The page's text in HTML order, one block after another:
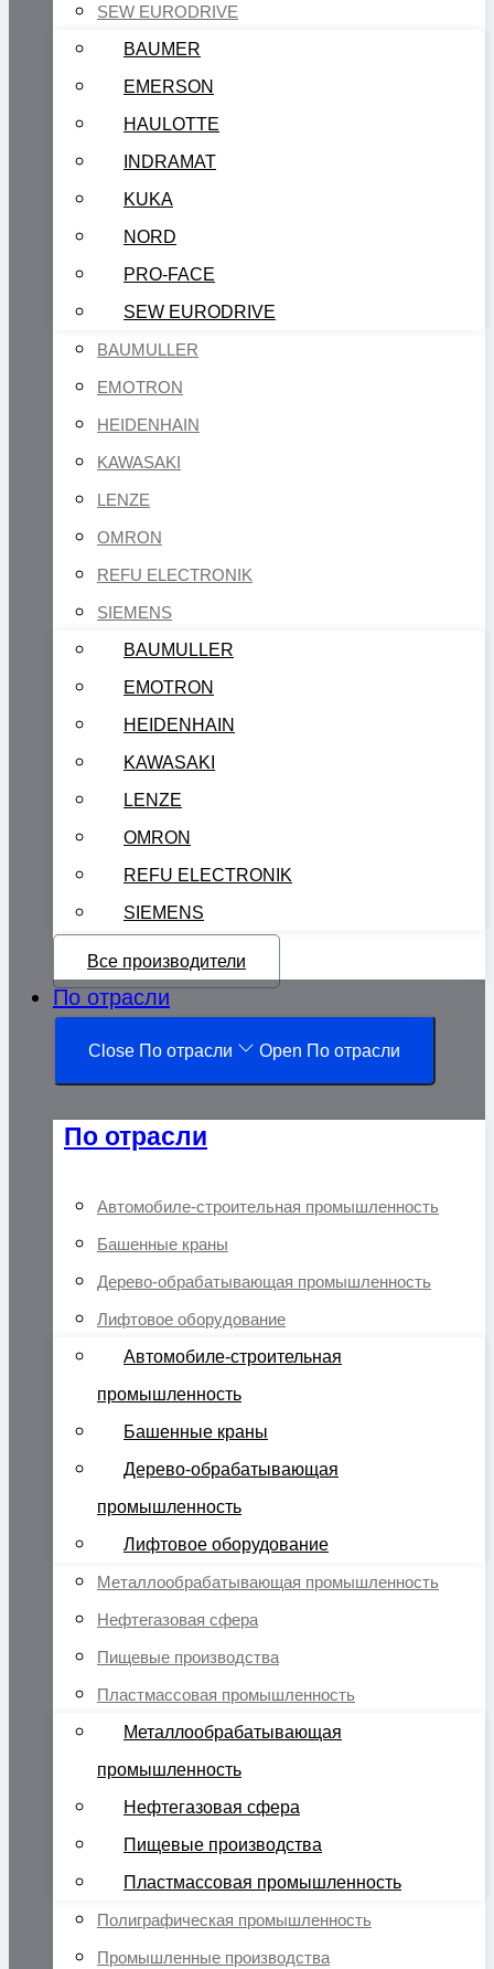
SEW EURODRIVE
BAUMER
EMERSON
HAULOTTE
INDRAMAT
KUKA
NORD
PRO-FACE
SEW EURODRIVE
BAUMULLER
EMOTRON
HEIDENHAIN
KAWASAKI
LENZE
OMRON
REFU ELECTRONIK
SIEMENS
BAUMULLER
EMOTRON
HEIDENHAIN
KAWASAKI
LENZE
OMRON
REFU ELECTRONIK
SIEMENS
Все производители
По отрасли
Close По отрасли Open По отрасли
По отрасли
Автомобиле-строительная промышленность
Башенные краны
Дерево-обрабатывающая промышленность
Лифтовое оборудование
Автомобиле-строительная
промышленность
Башенные краны
Дерево-обрабатывающая
промышленность
Лифтовое оборудование
Металлообрабатывающая промышленность
Нефтегазовая сфера
Пищевые производства
Пластмассовая промышленность
Металлообрабатывающая
промышленность
Нефтегазовая сфера
Пищевые производства
Пластмассовая промышленность
Полиграфическая промышленность
Промышленные производства